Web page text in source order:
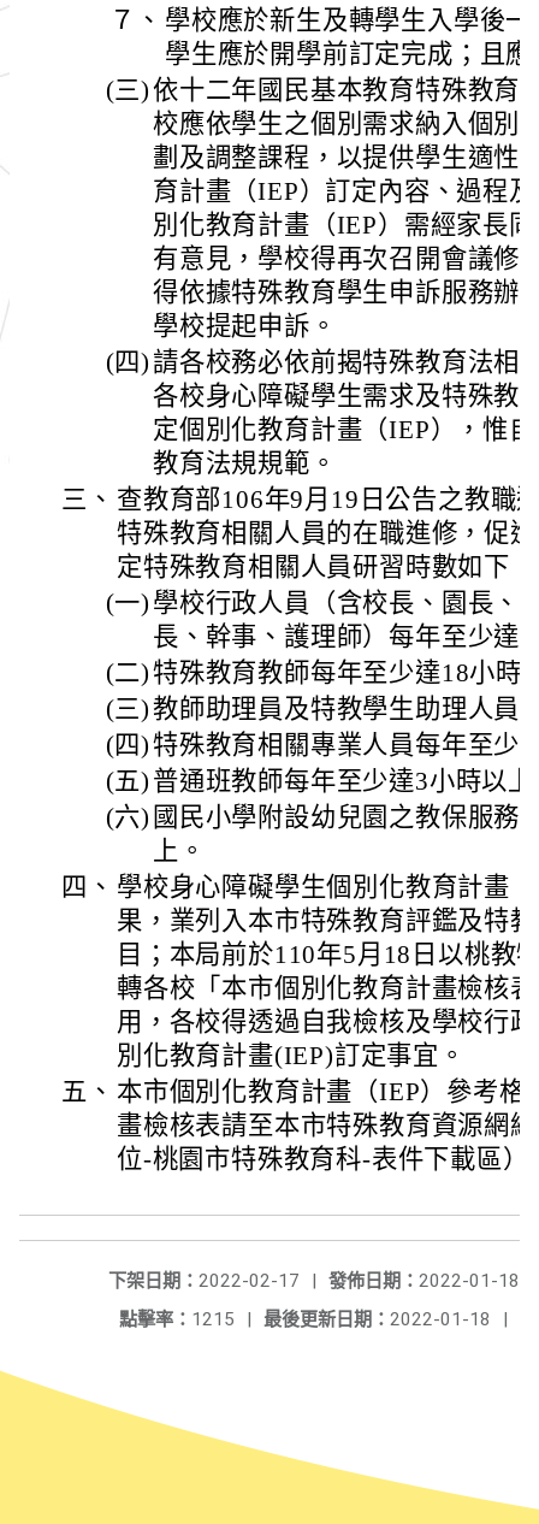
７、 學校應於新生及轉學生入學後
學生應於開學前訂定完成；且
(三)依十二年國民基本教育特殊教育
校應依學生之個別需求納入個別
劃及調整課程，以提供學生適性
育計畫（IEP）訂定內容、過程
別化教育計畫（IEP）需經家長
有意見，學校得再次召開會議修
得依據特殊教育學生申訴服務辦
學校提起申訴。
(四) 請各校務必依前揭特殊教育法相
各校身心障礙學生需求及特殊教
定個別化教育計畫（IEP），惟
教育法規規範。
三、 查教育部106年9月19日公告之教職
特殊教育相關人員的在職進修，促
定特殊教育相關人員研習時數如下：
(一) 學校行政人員（含校長、園長、
長、幹事、護理師）每年至少達
(二)特殊教育教師每年至少達18小時
(三)教師助理員及特教學生助理人員
(四)特殊教育相關專業人員每年至少
(五) 普通班教師每年至少達3小時以
(六) 國民小學附設幼兒園之教保服務
上。
四、 學校身心障礙學生個別化教育計畫
果，業列入本市特殊教育評鑑及特
目；本局前於110年5月18日以桃教
轉各校「本市個別化教育計畫檢核
用，各校得透過自我檢核及學校行
別化教育計畫(IEP)訂定事宜。
五、 本市個別化教育計畫（IEP）參考格
畫檢核表請至本市特殊教育資源網
位-桃園市特殊教育科-表件下載區）
發佈日期： 2022-01-18
下架日期： 2022-02-17
|
最後更新日期： 2022-01-18 |
點擊率： 1215 |